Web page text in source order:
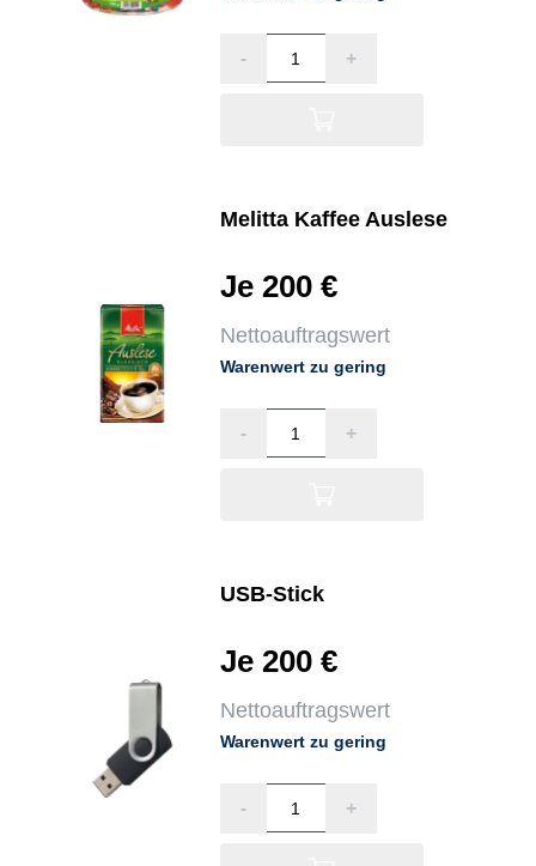
- +
Melitta Kaffee Auslese
Je 200 €
Nettoauftragswert
Warenwert zu gering
- +
USB-Stick
Je 200 €
Nettoauftragswert
Warenwert zu gering
- +